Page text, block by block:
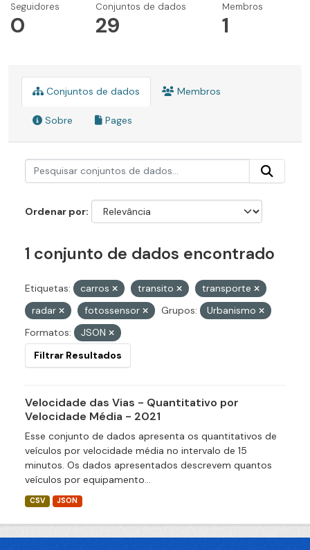
Seguidores
0
Conjuntos de dados
29
Membros
1
Conjuntos de dados Membros
Sobre Pages
Ordenar por
1 conjunto de dados encontrado
Etiquetas: carros transito
transporte
radar
fotossensor Grupos:
Urbanismo
Formatos:
JSON
Filtrar Resultados
Velocidade das Vias - Quantitativo por
Velocidade Média - 2021
Esse conjunto de dados apresenta os quantitativos de
veículos por velocidade média no intervalo de 15
minutos. Os dados apresentados descrevem quantos
veículos por equipamento...
CSV JSON